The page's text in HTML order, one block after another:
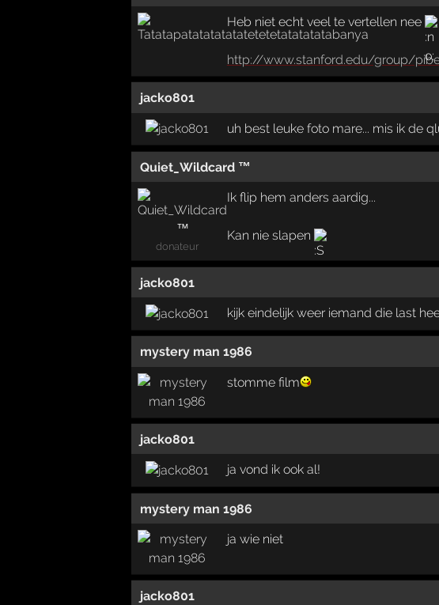
Heb niet echt veel te vertellen nee
http://www.stanford.edu/group/
jacko801
uh best leuke foto mare... mis ik de
Quiet_Wildcard ™
donateur
Ik flip hem anders aardig...
Kan nie slapen
jacko801
kijk eindelijk weer iemand die last
mystery man 1986
stomme film
jacko801
ja vond ik ook al!
mystery man 1986
ja wie niet
jacko801